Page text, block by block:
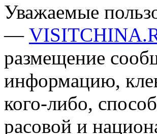
Уважаемые
—
размещение
информацию,
кого-либо,
расовой и